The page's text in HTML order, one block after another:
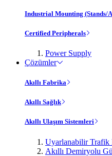
Industrial Mounting (Stands/
Certified Peripherals
Power Supply
Çözümler
Akıllı Fabrika
Akıllı Sağlık
Akıllı Ulaşım Sistemleri
Uyarlanabilir Trafik
Akıllı Demiryolu